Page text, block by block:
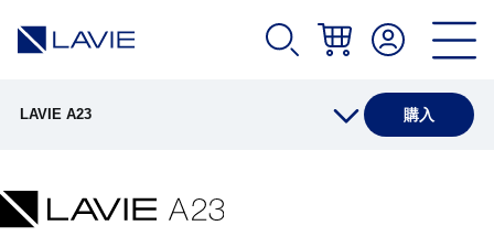
LAVIE A23 購入
製品情報